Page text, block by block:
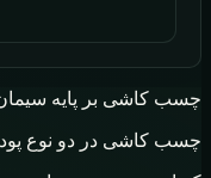
چسب کاشی بر پایه سیمان
چسب کاشی در دو نوع